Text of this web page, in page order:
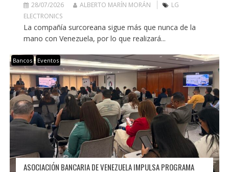
28/07/2026 ALBERTO MARÍN MORÁN
LG
ELECTRONICS
La compañía surcoreana sigue más que nunca de la
mano con Venezuela, por lo que realizará...
Bancos Eventos
ASOCIACIÓN BANCARIA DE VENEZUELA IMPULSA PROGRAMA